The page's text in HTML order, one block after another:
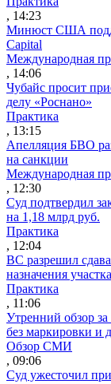
, 14:23
Минюст США
Capital
Международная
, 14:06
Чубайс просит
делу «Роснано»
Практика
, 13:15
Апелляция БВО
на санкции
Международная
, 12:30
Суд подтвердил
на 1,18 млрд руб.
Практика
, 12:04
ВС разрешил
назначения участка
Практика
, 11:06
Утренний обзор за
без маркировки и
Обзор СМИ
, 09:06
Суд ужесточил